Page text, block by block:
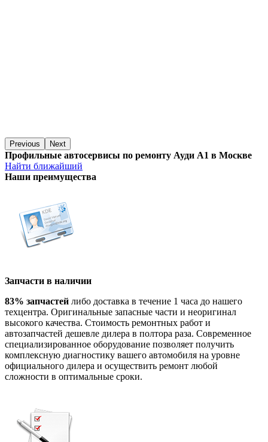
Previous Next
Профильные автосервисы по ремонту Ауди А1 в Москве
Найти ближайший
Наши преимущества
Запчасти в наличии
83% запчастей либо доставка в течение 1 часа до нашего
техцентра. Оригинальные запасные части и неоригинал
высокого качества. Стоимость ремонтных работ и
автозапчастей дешевле дилера в полтора раза. Современное
специализированное оборудование позволяет получить
комплексную диагностику вашего автомобиля на уровне
официального дилера и осуществить ремонт любой
сложности в оптимальные сроки.